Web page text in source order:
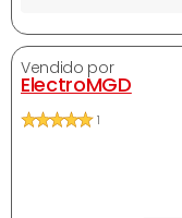
Vendido por
ElectroMGD
1